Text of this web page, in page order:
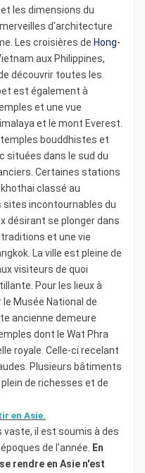
les dimensions du
d'architecture
Les croisières de Hong-
aux Philippines,
découvrir toutes les
est également à
et une vue
et le mont Everest.
bouddhistes et
situées dans le sud du
Certaines stations
classé au
sites incontournables du
désirant se plonger dans
et une vie
La ville est pleine de
visiteurs de quoi
Pour les lieux à
Musée National de
ancienne demeure
dont le Wat Phra
royale. Celle-ci recelant
Plusieurs bâtiments
de richesses et de
en Asie.
il est soumis à des
de l'année.
En
rendre en Asie n'est